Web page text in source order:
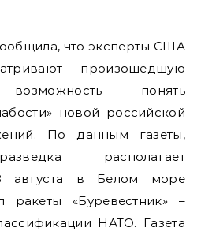
что эксперты США
произошедшую
понять
новой российской
По данным газеты,
располагает
августа в Белом море
ракеты «Буревестник» –
НАТО. Газета